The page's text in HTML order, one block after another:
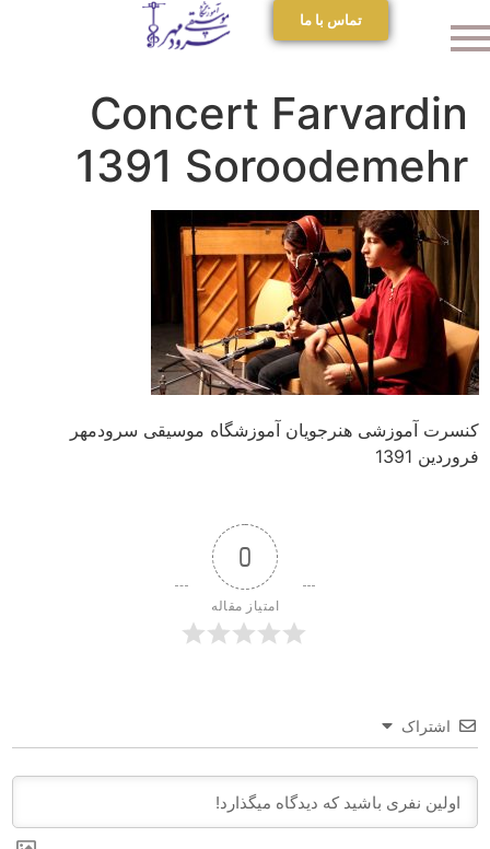
تماس با ما
Concert Farvardin
1391 Soroodemehr
کنسرت آموزشی هنرجویان آموزشگاه موسیقی سرودمهر
فروردین 1391
0
امتیاز مقاله
اشتراک